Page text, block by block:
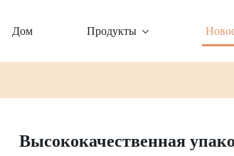
Дом Продукты
Высококачественная